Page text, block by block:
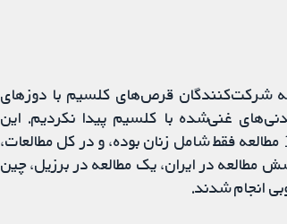
مطالعات، به شرکت‌کنندگان قرص‌های کلسیم با دوزهای
غنی‌شده با کلسیم پیدا نکردیم. این
مطالعات شامل بزرگسالان در سنین 18 تا 80 سال بودند. ده مورد از 18 مطالعه فقط شامل زنان بوده، و در کل مطالعات،
مطالعه در ایران، یک مطالعه در برزیل، چین
انجام شدند.